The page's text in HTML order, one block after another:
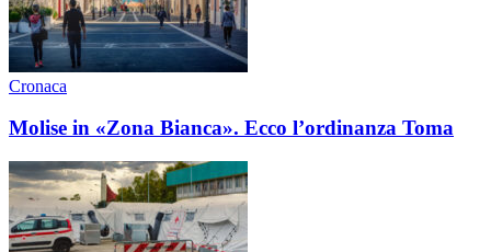
Cronaca
Molise in «Zona Bianca». Ecco l’ordinanza Toma